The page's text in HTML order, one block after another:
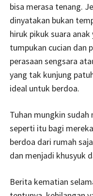
bisa merasa tenang.
dinyatakan bukan
hiruk pikuk suara
tumpukan cucian dan
perasaan sengsara
yang tak kunjung
ideal untuk berdoa.
Tuhan mungkin
seperti itu bagi
berdoa dari rumah
dan menjadi khusyuk
Berita kematian